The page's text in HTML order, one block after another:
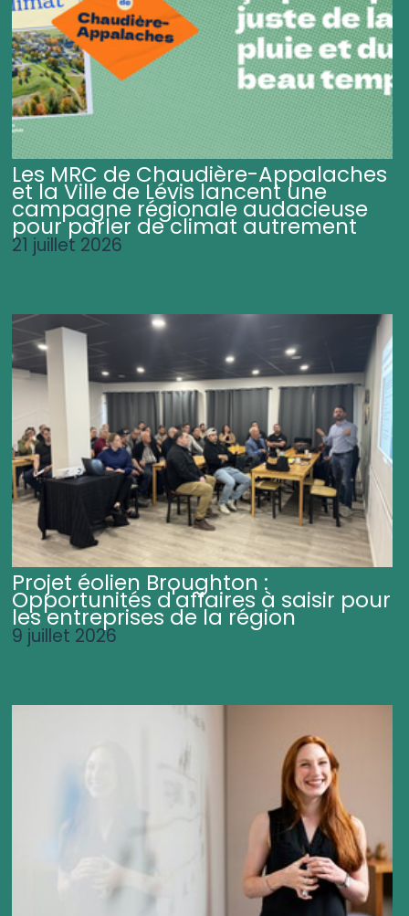
Les MRC de Chaudière-Appalaches
et la Ville de Lévis lancent une
campagne régionale audacieuse
pour parler de climat autrement
21 juillet 2026
Projet éolien Broughton :
Opportunités d'affaires à saisir pour
les entreprises de la région
9 juillet 2026